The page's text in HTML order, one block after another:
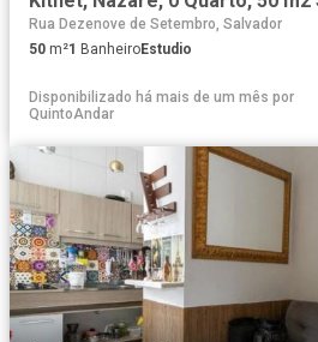
Rua Dezenove de Setembro, Salvador
50 m²1 BanheiroEstudio
Disponibilizado há mais de um mês por
QuintoAndar